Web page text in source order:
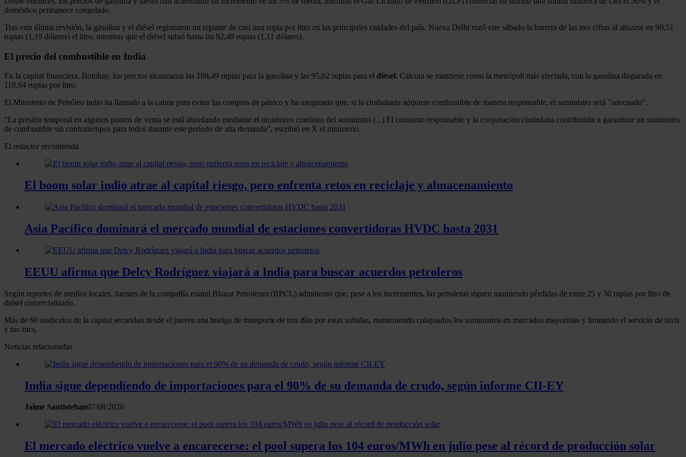
doméstico permanece congelado.
Tras esta última revisión, la gasolina y el diésel registraron un repunte de casi una rupia por litro en las principales ciudades del país. Nueva Delhi rozó este sábado la barrera de las tres cifras al situarse en 99,51
rupias (1,19 dólares) el litro, mientras que el diésel subió hasta las 92,49 rupias (1,11 dólares).
El precio del combustible en India
En la capital financiera, Bombay, los precios alcanzaron las 108,49 rupias para la gasolina y las 95,02 rupias para el diésel. Calcuta se mantiene como la metrópoli más afectada, con la gasolina disparada en
110,64 rupias por litro.
El Ministerio de Petróleo indio ha llamado a la calma para evitar las compras de pánico y ha asegurado que, si la ciudadanía adquiere combustible de manera responsable, el suministro será "adecuado".
"La presión temporal en algunos puntos de venta se está abordando mediante el monitoreo continuo del suministro (...) El consumo responsable y la cooperación ciudadana contribuirán a garantizar un suministro
de combustible sin contratiempos para todos durante este período de alta demanda", escribió en X el ministerio.
El redactor recomienda
El boom solar indio atrae al capital riesgo, pero enfrenta retos en reciclaje y almacenamiento
Asia Pacífico dominará el mercado mundial de estaciones convertidoras HVDC hasta 2031
EEUU afirma que Delcy Rodríguez viajará a India para buscar acuerdos petroleros
Según reportes de medios locales, fuentes de la compañía estatal Bharat Petroleum (BPCL) admitieron que, pese a los incrementos, las petroleras siguen asumiendo pérdidas de entre 25 y 30 rupias por litro de
diésel comercializado.
Más de 60 sindicatos de la capital secundan desde el jueves una huelga de transporte de tres días por estas subidas, manteniendo colapsados los suministros en mercados mayoristas y limitando el servicio de taxis
y tuc-tucs.
Noticias relacionadas
India sigue dependiendo de importaciones para el 90% de su demanda de crudo, según informe CII-EY
Jaime Santisteban07/08/2026
El mercado eléctrico vuelve a encarecerse: el pool supera los 104 euros/MWh en julio pese al récord de producción solar